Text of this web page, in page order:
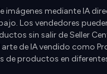
mediante IA
Los vendedores
sin salir de Seller
de IA vendido como
de productos en